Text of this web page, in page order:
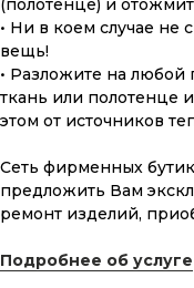
(полотенце) и
• Ни в коем случае не
вещь!
• Разложите на любой
ткань или полотенце
этом от источников
Сеть фирменных
предложить Вам
ремонт изделий,
Подробнее об услуге
Что может быть
сделанного с